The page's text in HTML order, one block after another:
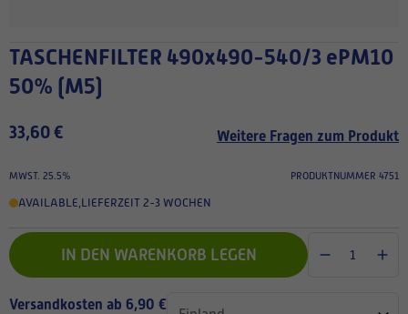
TASCHENFILTER 490x490-540/3 ePM10
50% (M5)
33,60 € Weitere Fragen zum Produkt
MWST. 25.5% PRODUKTNUMMER 4751
AVAILABLE,LIEFERZEIT 2-3 WOCHEN
IN DEN WARENKORB LEGEN
Versandkosten ab 6,90 €